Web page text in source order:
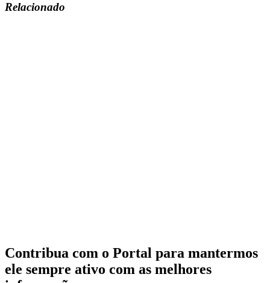
Relacionado
Contribua com o Portal para mantermos
ele sempre ativo com as melhores